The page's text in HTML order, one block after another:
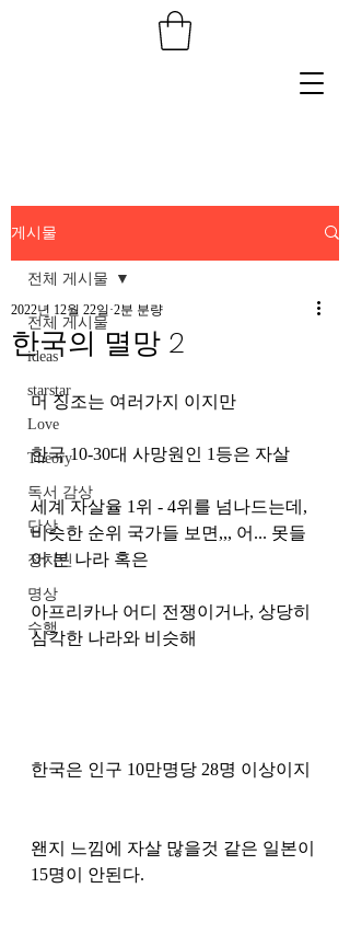
게시물
전체 게시물
ideas
starstar
Love
Theory
독서 감상
단상
정치인
명상
수행
전체 게시물
한국의 멸망 2
2022년 12월 22일 2분 분량
머 징조는 여러가지 이지만
한국 10-30대 사망원인 1등은 자살
세계 자살율 1위 - 4위를 넘나드는데,
비슷한 순위 국가들 보면,,, 어... 못들
어 본 나라 혹은
아프리카나 어디 전쟁이거나, 상당히
심각한 나라와 비슷해
한국은 인구 10만명당 28명 이상이지
왠지 느낌에 자살 많을것 같은 일본이
15명이 안된다.